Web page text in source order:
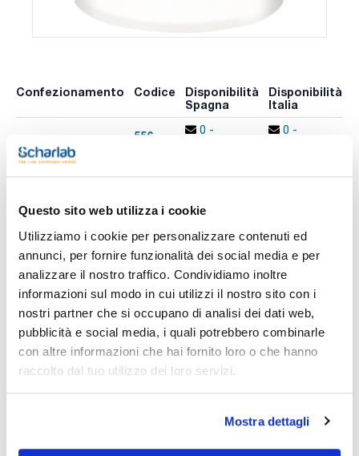
Questo sito web utilizza i cookie
Utilizziamo i cookie per personalizzare contenuti ed
annunci, per fornire funzionalità dei social media e per
analizzare il nostro traffico. Condividiamo inoltre
informazioni sul modo in cui utilizzi il nostro sito con i
nostri partner che si occupano di analisi dei dati web,
pubblicità e social media, i quali potrebbero combinarle
con altre informazioni che hai fornito loro o che hanno
raccolto dal tuo utilizzo dei loro servizi.
Mostra dettagli
Confezionamento Codice
Disponibilità
Spagna
Disponibilità
Italia
556-
0 -
0 -
Stampa pagina prodotto
Caratteristiche
Descrizione : Neodisher® LaboClean UW, secchio
Capacità (kg) : 10
Conf. (unità) : 1
macchina di vetreria e altri strumenti tecnici di laboratorio. In
particolare per la pulizia di vetreria nei laboratori di analisi
delle acque, negli istituti sierologici e nell'industria dei
fosfati, dove i residui di composti del fosforo possono
interferire con le determinazioni analitiche.
Vedi di più
Documentazione tecnica
SDS / Scheda di